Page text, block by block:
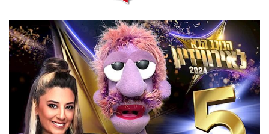
מדדים
ומחקרים
דעות
רכילות